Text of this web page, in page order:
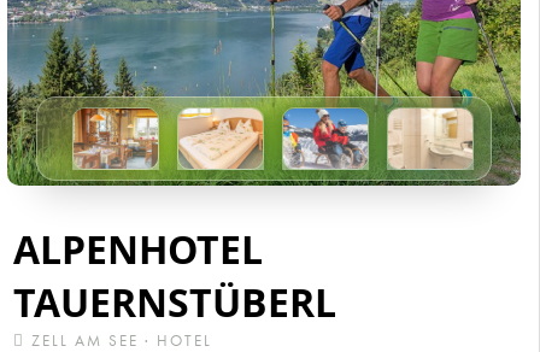
ALPENHOTEL
TAUERNSTÜBERL
ZELL AM SEE · HOTEL